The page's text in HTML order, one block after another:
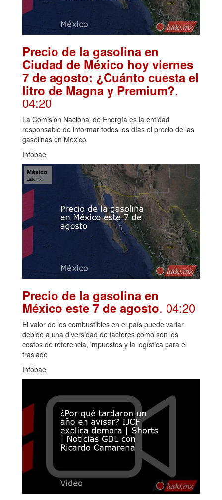
Precio de la gasolina en
Ciudad de México hoy viernes
7 de agosto: ¿Cuánto cuesta el
litro de Magna y Premium?.
04:20
La Comisión Nacional de Energía es la entidad
responsable de informar todos los días el precio de las
gasolinas en México
Infobae
Precio de la gasolina en
México este 7 de agosto. 04:20
El valor de los combustibles en el país puede variar
debido a una diversidad de factores como son los
costos de referencia, impuestos y la logística para el
traslado
Infobae